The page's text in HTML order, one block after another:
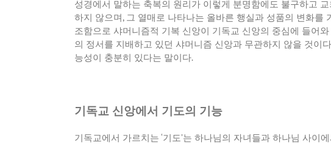
성경에서 말하는 축복의 원리가 이렇게 분명함에도 불구하고
하지 않으며, 그 열매로 나타나는 올바른 행실과 성품의 변화를
조함으로 샤머니즘적 기복 신앙이 기독교 신앙의 중심에 들어
의 정서를 지배하고 있던 샤머니즘 신앙과 무관하지 않을 것이다
능성이 충분히 있다는 말이다.
기독교 신앙에서 기도의 기능
기독교에서 가르치는 ‘기도’는 하나님의 자녀들과 하나님 사이